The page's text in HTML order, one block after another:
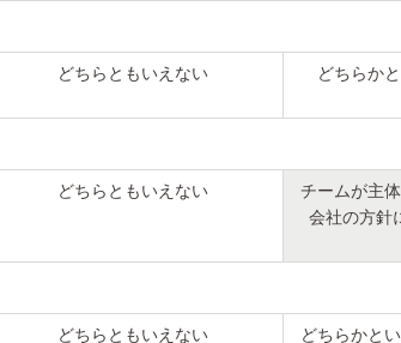
どちらともいえない どちらか
どちらともいえない
チームが主
会社の方針
どちらともいえない
どちらかと